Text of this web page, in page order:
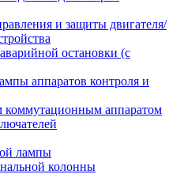
и защиты двигателя/
остановки (с
аппаратов контроля и
коммутационным аппаратом
лампы
колонны